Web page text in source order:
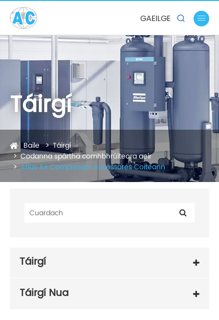
GAEILGE  
Táirgí
Baile
Táirgí
Codanna spártha comhbhrúiteora aeir
Atlas Air Compressor Accessores Coiteann
Táirgí
Táirgí Nua